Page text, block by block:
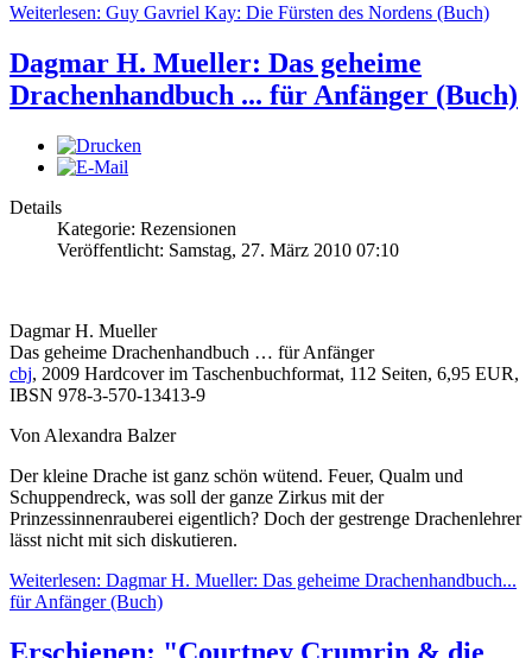
Weiterlesen: Guy Gavriel Kay: Die Fürsten des Nordens (Buch)
Dagmar H. Mueller: Das geheime
Drachenhandbuch ... für Anfänger (Buch)
Details
Kategorie: Rezensionen
Veröffentlicht: Samstag, 27. März 2010 07:10
Dagmar H. Mueller
Das geheime Drachenhandbuch … für Anfänger
cbj, 2009 Hardcover im Taschenbuchformat, 112 Seiten, 6,95 EUR,
IBSN 978-3-570-13413-9
Von Alexandra Balzer
Der kleine Drache ist ganz schön wütend. Feuer, Qualm und
Schuppendreck, was soll der ganze Zirkus mit der
Prinzessinnenrauberei eigentlich? Doch der gestrenge Drachenlehrer
lässt nicht mit sich diskutieren.
Weiterlesen: Dagmar H. Mueller: Das geheime Drachenhandbuch...
für Anfänger (Buch)
Erschienen: "Courtney Crumrin & die